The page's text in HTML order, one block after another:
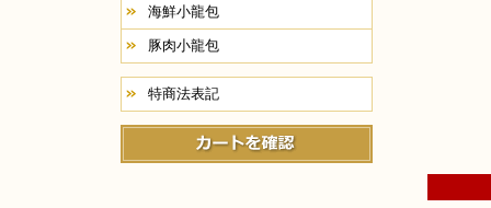
海鮮小龍包
豚肉小龍包
特商法表記